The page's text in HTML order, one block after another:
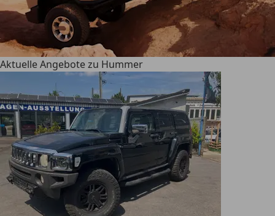
Aktuelle Angebote zu Hummer